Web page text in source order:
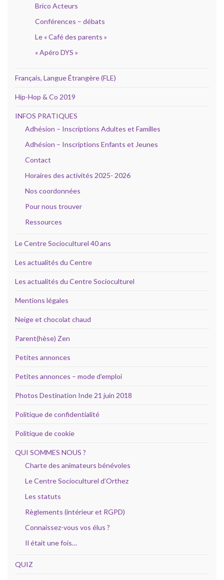
Brico Acteurs
Conférences – débats
Le « Café des parents »
« Apéro DYS »
Français, Langue Étrangère (FLE)
Hip-Hop & Co 2019
INFOS PRATIQUES
Adhésion – Inscriptions Adultes et Familles
Adhésion – Inscriptions Enfants et Jeunes
Contact
Horaires des activités 2025- 2026
Nos coordonnées
Pour nous trouver
Ressources
Le Centre Socioculturel 40 ans
Les actualités du Centre
Les actualités du Centre Socioculturel
Mentions légales
Neige et chocolat chaud
Parent(hèse) Zen
Petites annonces
Petites annonces – mode d’emploi
Photos Destination Inde 21 juin 2018
Politique de confidentialité
Politique de cookie
QUI SOMMES NOUS ?
Charte des animateurs bénévoles
Le Centre Socioculturel d’Orthez
Les statuts
Règlements (intérieur et RGPD)
Connaissez-vous vos élus ?
Il était une fois…
QUIZ